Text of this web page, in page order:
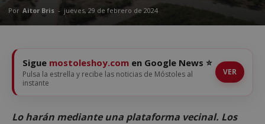
Por Aitor Bris - jueves, 29 de febrero de 2024
Sigue mostoleshoy.com en Google News ⭐
Pulsa la estrella y recibe las noticias de Móstoles al
instante
VER
Lo harán mediante una plataforma vecinal. Los